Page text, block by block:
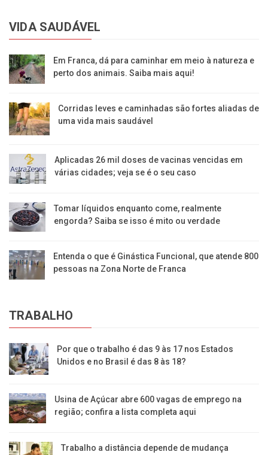
VIDA SAUDÁVEL
Em Franca, dá para caminhar em meio à natureza e
perto dos animais. Saiba mais aqui!
Corridas leves e caminhadas são fortes aliadas de
uma vida mais saudável
Aplicadas 26 mil doses de vacinas vencidas em
várias cidades; veja se é o seu caso
Tomar líquidos enquanto come, realmente
engorda? Saiba se isso é mito ou verdade
Entenda o que é Ginástica Funcional, que atende 800
pessoas na Zona Norte de Franca
TRABALHO
Por que o trabalho é das 9 às 17 nos Estados
Unidos e no Brasil é das 8 às 18?
Usina de Açúcar abre 600 vagas de emprego na
região; confira a lista completa aqui
Trabalho a distância depende de mudança